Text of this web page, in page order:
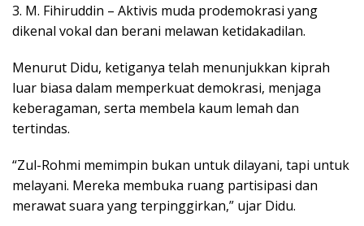
3. M. Fihiruddin – Aktivis muda prodemokrasi yang
dikenal vokal dan berani melawan ketidakadilan.
Menurut Didu, ketiganya telah menunjukkan kiprah
luar biasa dalam memperkuat demokrasi, menjaga
keberagaman, serta membela kaum lemah dan
tertindas.
“Zul-Rohmi memimpin bukan untuk dilayani, tapi untuk
melayani. Mereka membuka ruang partisipasi dan
merawat suara yang terpinggirkan,” ujar Didu.